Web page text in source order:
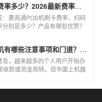
惠商通POS机费率多少？2026最新费率标准及办理全攻略
：惠商通POS机刷卡费率、扫码
别是多少？产品有哪些优势？
个人办理POS机有哪些注意事项和门道？（2026最新避坑指南）
及，越来越多的个人用户开始办
收款或资金周转。但市面上机器